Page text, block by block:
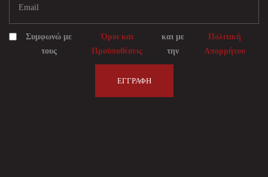
Συμφωνώ με
τους
Όροι και
Προϋποθέσεις
και με
την
Πολιτική
Απορρήτου
ΕΓΓΡΑΦΉ